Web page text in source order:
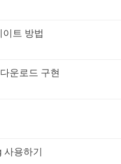
트 방법
운로드 구현
용하기